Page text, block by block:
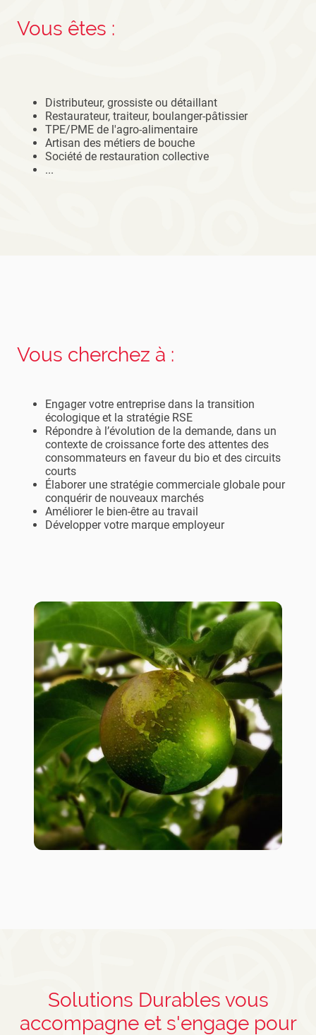
Vous êtes :
Distributeur, grossiste ou détaillant
Restaurateur, traiteur, boulanger-pâtissier
TPE/PME de l'agro-alimentaire
Artisan des métiers de bouche
Société de restauration collective
...
Vous cherchez à :
Engager votre entreprise dans la transition
écologique et la stratégie RSE
Répondre à l’évolution de la demande, dans un
contexte de croissance forte des attentes des
consommateurs en faveur du bio et des circuits
courts
Élaborer une stratégie commerciale globale pour
conquérir de nouveaux marchés
Améliorer le bien-être au travail
Développer votre marque employeur
Solutions Durables vous
accompagne et s'engage pour